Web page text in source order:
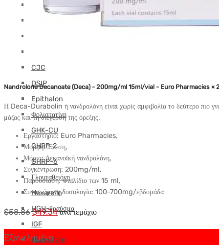
Aicar
CJC
DSIP
Epithalon
Φολιστατίνη
GHK-CU
GHRP-2
GHRP-6
Γλουταθειόνη
Hexarelin
HGH-θραύσμα
IGF
Ipamorelin
Nandrolone Decanoate (Deca) - 200mg/ml 15ml/vial - Euro Pharmacies ×
Η Deca-Durabolin ή νανδρολόνη είναι χωρίς αμφιβολία το δεύτερο πιο
μάζας και τη διέγερση της όρεξης.
Εργαστήριο: Euro Pharmacies,
Μορφή: Ένεση,
Μόριο: Δεκανοϊκή νανδρολόνη,
Συγκέντρωση: 200mg/ml,
Παρουσίαση: Φιαλίδιο των 15 ml,
Συνιστώμενη δοσολογία: 100-700mg/εβδομάδα
$58.86Αρχική
τιμή:
$58.86.
$49.34Η
τιμή
ανα τεμάχιο
Εξαντλημένο